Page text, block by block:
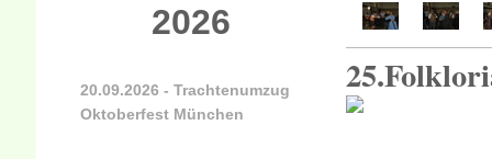
2026
20.09.2026 - Trachtenumzug
Oktoberfest München